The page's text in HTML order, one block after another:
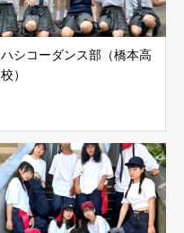
ハシコーダンス部（橋本高
校）